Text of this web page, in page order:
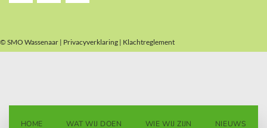
© SMO Wassenaar | Privacyverklaring | Klachtreglement
HOME WAT WIJ DOEN WIE WIJ ZIJN NIEUWS